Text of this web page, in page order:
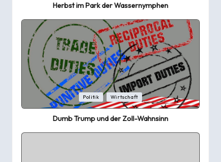
Herbst im Park der Wassernymphen
Posted
in
Politik Wirtschaft
Dumb Trump und der Zoll-Wahnsinn